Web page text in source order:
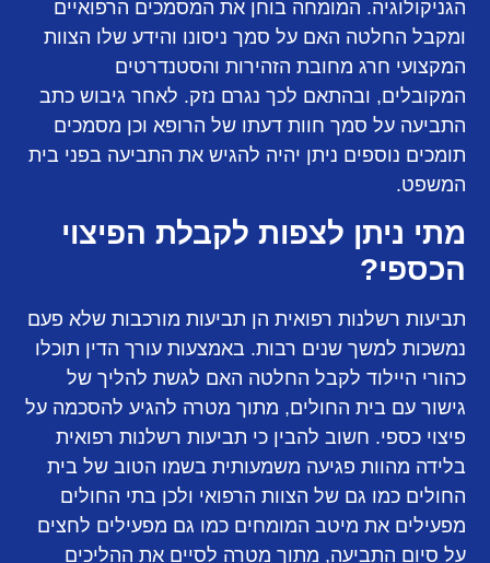
הגניקולוגיה. המומחה בוחן את המסמכים הרפואיים
ומקבל החלטה האם על סמך ניסונו והידע שלו הצוות
המקצועי חרג מחובת הזהירות והסטנדרטים
המקובלים, ובהתאם לכך נגרם נזק. לאחר גיבוש כתב
התביעה על סמך חוות דעתו של הרופא וכן מסמכים
תומכים נוספים ניתן יהיה להגיש את התביעה בפני בית
המשפט.
מתי ניתן לצפות לקבלת הפיצוי
הכספי?
תביעות רשלנות רפואית הן תביעות מורכבות שלא פעם
נמשכות למשך שנים רבות. באמצעות עורך הדין תוכלו
כהורי היילוד לקבל החלטה האם לגשת להליך של
גישור עם בית החולים, מתוך מטרה להגיע להסכמה על
פיצוי כספי. חשוב להבין כי תביעות רשלנות רפואית
בלידה מהוות פגיעה משמעותית בשמו הטוב של בית
החולים כמו גם של הצוות הרפואי ולכן בתי החולים
מפעילים את מיטב המומחים כמו גם מפעילים לחצים
על סיום התביעה, מתוך מטרה לסיים את ההליכים